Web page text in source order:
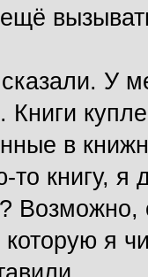
У
Книги
в
то книгу,
Возможно,
я